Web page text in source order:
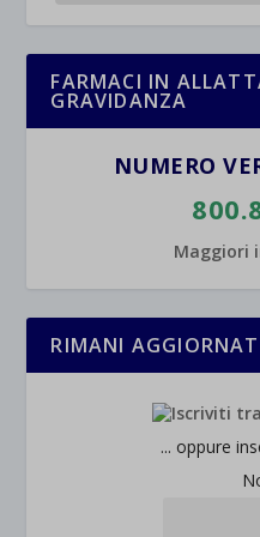
FARMACI IN
GRAVIDANZA
NUMERO
Maggiori
RIMANI
... oppure
et-saved-post*